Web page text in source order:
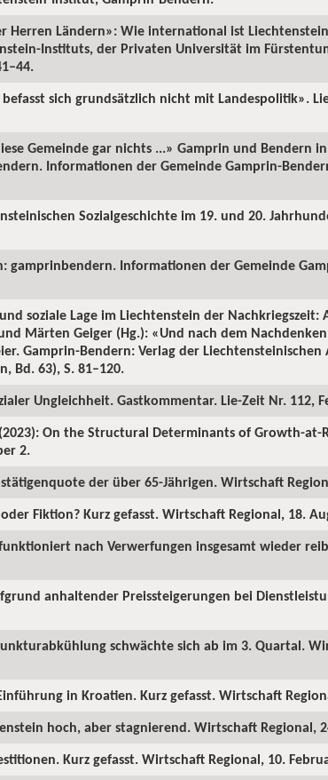
Herren Ländern»: Wie international ist
Instituts, der Privaten Universität im
sich grundsätzlich nicht mit Landespolitik».
Gemeinde gar nichts ...» Gamprin und Bendern
Informationen der Gemeinde Gamprin-
Sozialgeschichte im 19. und 20.
gamprinbendern. Informationen der Gemeinde
soziale Lage im Liechtenstein der Nachkriegszeit:
Märten Geiger (Hg.): «Und nach dem
Gamprin-Bendern: Verlag der Liechtensteinischen
Bd. 63), S. 81–120.
Ungleichheit. Gastkommentar. Lie-Zeit Nr. 112,
On the Structural Determinants of Growth-at-
2.
der über 65-Jährigen. Wirtschaft
Fiktion? Kurz gefasst. Wirtschaft Regional, 18.
nach Verwerfungen insgesamt wieder
anhaltender Preissteigerungen bei
schwächte sich ab im 3. Quartal.
in Kroatien. Kurz gefasst. Wirtschaft
hoch, aber stagnierend. Wirtschaft Regional,
Kurz gefasst. Wirtschaft Regional, 10.